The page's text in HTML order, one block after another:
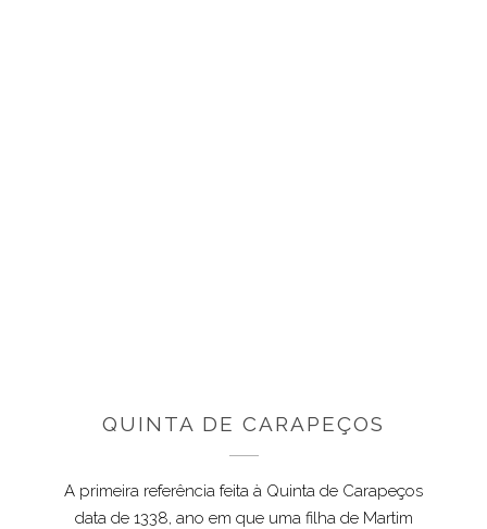
QUINTA DE CARAPEÇOS
A primeira referência feita à Quinta de Carapeços
data de 1338, ano em que uma filha de Martim